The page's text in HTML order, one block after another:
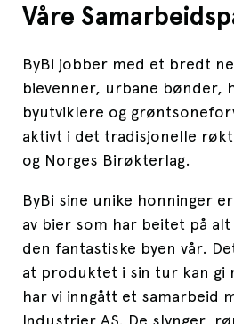
Våre
ByBi jobber med et bredt
bievenner, urbane bønder,
byutviklere og
aktivt i det tradisjonelle
og Norges Birøkterlag.
ByBi sine unike honninger
av bier som har beitet på
den fantastiske byen vår.
at produktet i sin tur kan gi
har vi inngått et samarbeid
Industrier AS. De slynger,